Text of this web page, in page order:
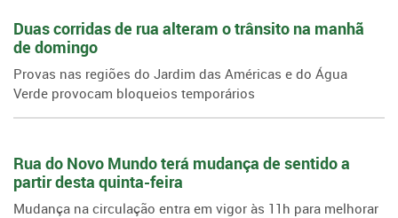
Duas corridas de rua alteram o trânsito na manhã
de domingo
Provas nas regiões do Jardim das Américas e do Água
Verde provocam bloqueios temporários
Rua do Novo Mundo terá mudança de sentido a
partir desta quinta-feira
Mudança na circulação entra em vigor às 11h para melhorar